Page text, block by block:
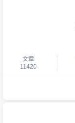
文章
11420